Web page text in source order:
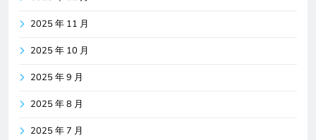
2025 年 11 月
2025 年 10 月
2025 年 9 月
2025 年 8 月
2025 年 7 月